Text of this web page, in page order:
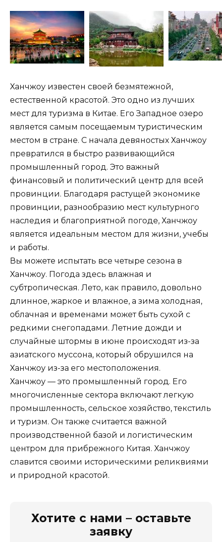
Ханчжоу известен своей безмятежной,
естественной красотой. Это одно из лучших
мест для туризма в Китае. Его Западное озеро
является самым посещаемым туристическим
местом в стране. С начала девяностых Ханчжоу
превратился в быстро развивающийся
промышленный город. Это важный
финансовый и политический центр для всей
провинции. Благодаря растущей экономике
провинции, разнообразию мест культурного
наследия и благоприятной погоде, Ханчжоу
является идеальным местом для жизни, учебы
и работы.
Вы можете испытать все четыре сезона в
Ханчжоу. Погода здесь влажная и
субтропическая. Лето, как правило, довольно
длинное, жаркое и влажное, а зима холодная,
облачная и временами может быть сухой с
редкими снегопадами. Летние дожди и
случайные штормы в июне происходят из-за
азиатского муссона, который обрушился на
Ханчжоу из-за его местоположения.
Ханчжоу — это промышленный город. Его
многочисленные сектора включают легкую
промышленность, сельское хозяйство, текстиль
и туризм. Он также считается важной
производственной базой и логистическим
центром для прибрежного Китая. Ханчжоу
славится своими историческими реликвиями
и природной красотой.
Хотите с нами – оставьте
заявку